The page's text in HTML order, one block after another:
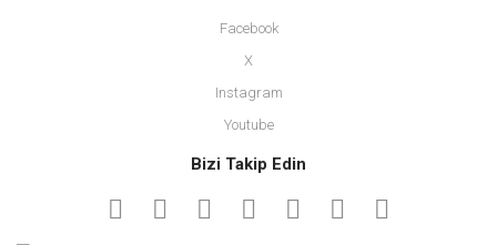
Facebook
X
Instagram
Youtube
Bizi Takip Edin